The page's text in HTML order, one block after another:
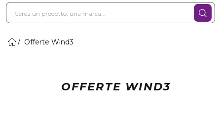
Offerte Wind3
OFFERTE WIND3